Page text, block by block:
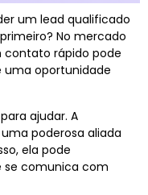
um lead qualificado
No mercado
contato rápido pode
uma oportunidade
ajudar. A
poderosa aliada
ela pode
se comunica com